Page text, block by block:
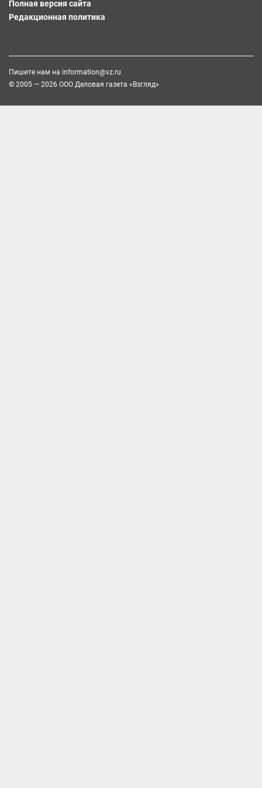
Полная версия сайта
Редакционная политика
Пишите нам на information@vz.ru
© 2005 — 2026 ООО Деловая газета «Взгляд»